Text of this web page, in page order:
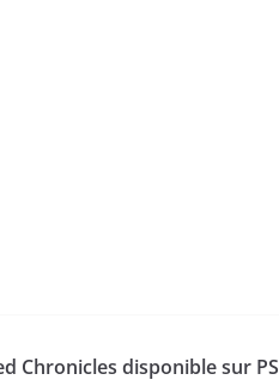
Chronicles disponible sur PS